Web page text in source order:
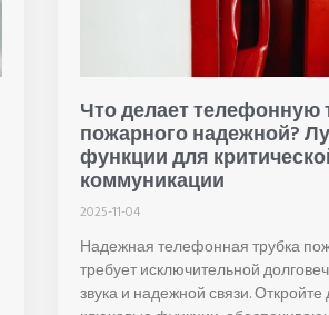
Что делает телефонную
пожарного надежной?
функции для
коммуникации
2025-11-04
Надежная телефонная трубка
требует исключительной
звука и надежной связи. Откройте